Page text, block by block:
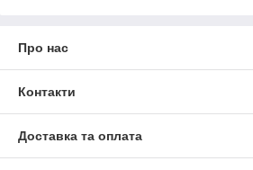
Про нас
Контакти
Доставка та оплата